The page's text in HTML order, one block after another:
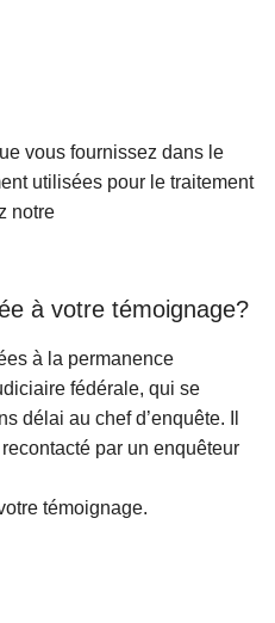
vous fournissez dans le
utilisées pour le traitement
notre
à votre témoignage?
à la permanence
fédérale, qui se
délai au chef d’enquête. Il
par un enquêteur
témoignage.